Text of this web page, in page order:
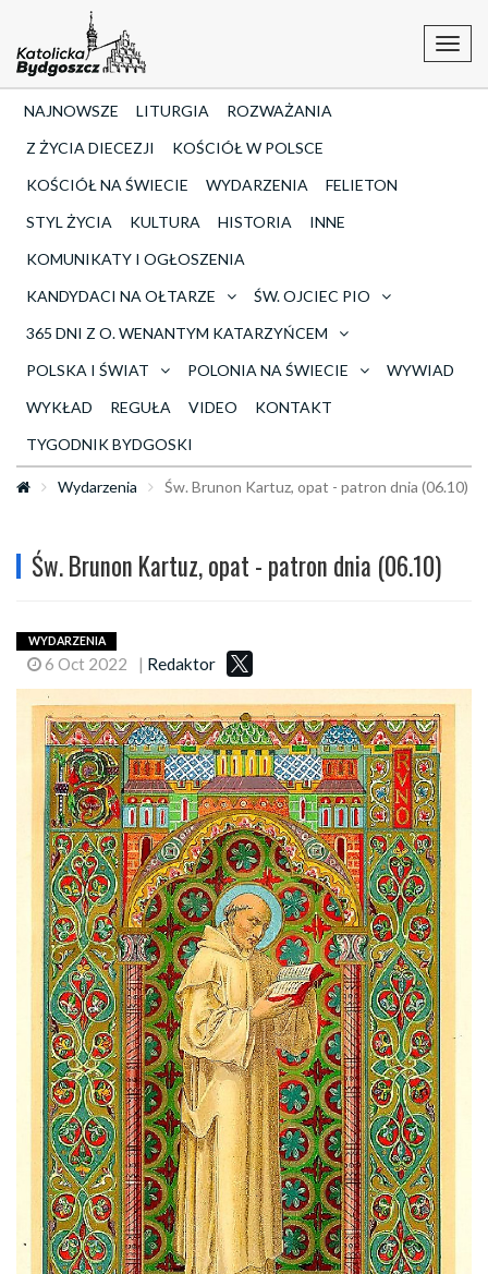
NAJNOWSZE LITURGIA
ROZWAŻANIA
Z ŻYCIA DIECEZJI
KOŚCIÓŁ W POLSCE
KOŚCIÓŁ NA ŚWIECIE
WYDARZENIA
FELIETON
STYL ŻYCIA
KULTURA HISTORIA
INNE
KOMUNIKATY I OGŁOSZENIA
KANDYDACI NA OŁTARZE
ŚW. OJCIEC PIO
365 DNI Z O. WENANTYM KATARZYŃCEM
POLSKA I ŚWIAT
POLONIA NA ŚWIECIE
WYWIAD
WYKŁAD
REGUŁA VIDEO
KONTAKT
TYGODNIK BYDGOSKI
Wydarzenia Św. Brunon Kartuz, opat - patron dnia (06.10)
Św. Brunon Kartuz, opat - patron dnia (06.10)
WYDARZENIA
6 Oct 2022 | Redaktor